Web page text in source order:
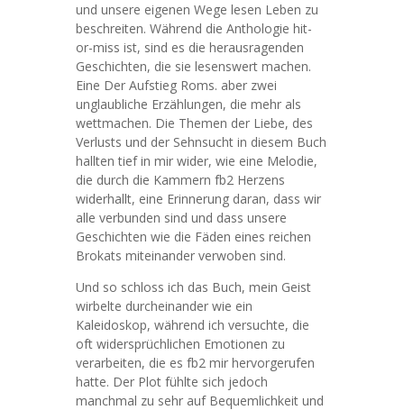
und unsere eigenen Wege lesen Leben zu
beschreiten. Während die Anthologie hit-
or-miss ist, sind es die herausragenden
Geschichten, die sie lesenswert machen.
Eine Der Aufstieg Roms. aber zwei
unglaubliche Erzählungen, die mehr als
wettmachen. Die Themen der Liebe, des
Verlusts und der Sehnsucht in diesem Buch
hallten tief in mir wider, wie eine Melodie,
die durch die Kammern fb2 Herzens
widerhallt, eine Erinnerung daran, dass wir
alle verbunden sind und dass unsere
Geschichten wie die Fäden eines reichen
Brokats miteinander verwoben sind.
Und so schloss ich das Buch, mein Geist
wirbelte durcheinander wie ein
Kaleidoskop, während ich versuchte, die
oft widersprüchlichen Emotionen zu
verarbeiten, die es fb2 mir hervorgerufen
hatte. Der Plot fühlte sich jedoch
manchmal zu sehr auf Bequemlichkeit und